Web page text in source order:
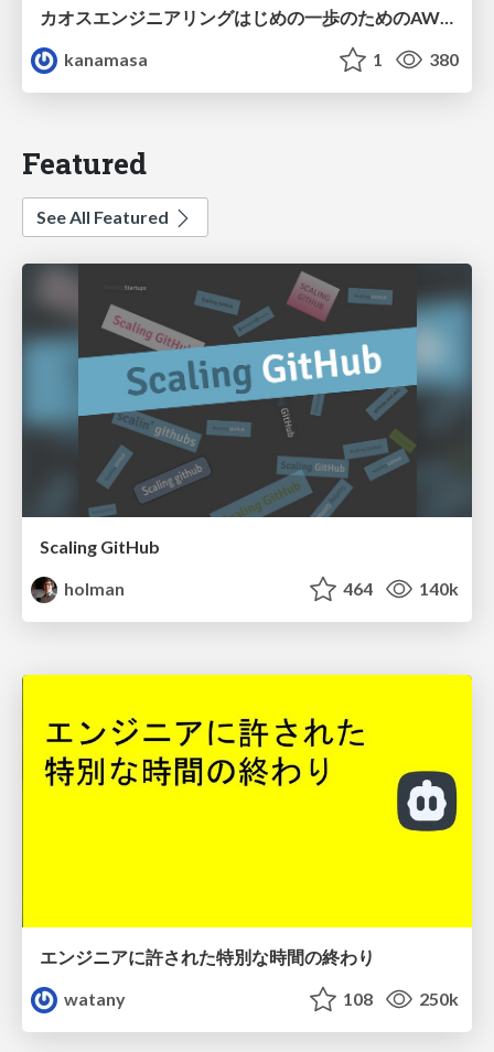
カオスエンジニアリングはじめの一歩のためのAWS FIS入門@Chaos Night / AWS FIS for starting chaos engineering
kanamasa
1 380
Featured
See All Featured
Scaling GitHub
holman
464 140k
エンジニアに許された特別な時間の終わり
watany
108 250k